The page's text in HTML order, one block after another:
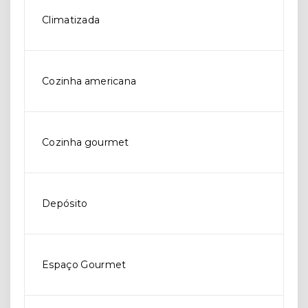
Climatizada
Cozinha americana
Cozinha gourmet
Depósito
Espaço Gourmet